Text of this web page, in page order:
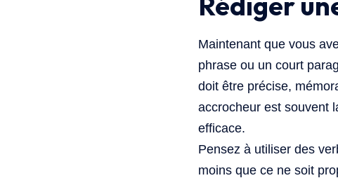
Maintenant que vous
phrase ou un court
doit être précise,
accrocheur est souvent
efficace.
Pensez à utiliser des
moins que ce ne soit